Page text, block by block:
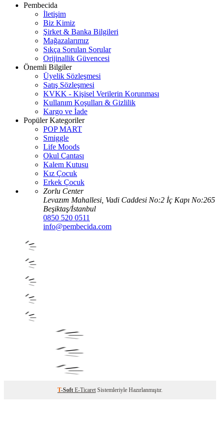
Pembecida
İletişim
Biz Kimiz
Şirket & Banka Bilgileri
Mağazalarımız
Sıkça Sorulan Sorular
Orijinallik Güvencesi
Önemli Bilgiler
Üyelik Sözleşmesi
Satış Sözleşmesi
KVKK - Kişisel Verilerin Korunması
Kullanım Koşulları & Gizlilik
Kargo ve İade
Popüler Kategoriler
POP MART
Smiggle
Life Moods
Okul Çantası
Kalem Kutusu
Kız Çocuk
Erkek Çocuk
Zorlu Center
Levazım Mahallesi, Vadi Caddesi No:2 İç Kapı No:265
Beşiktaş/İstanbul
0850 520 0511
info@pembecida.com
T-Soft E-Ticaret Sistemleriyle Hazırlanmıştır.